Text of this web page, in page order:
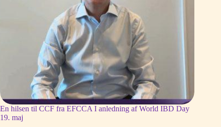
En hilsen til CCF fra EFCCA I anledning af World IBD Day
19. maj